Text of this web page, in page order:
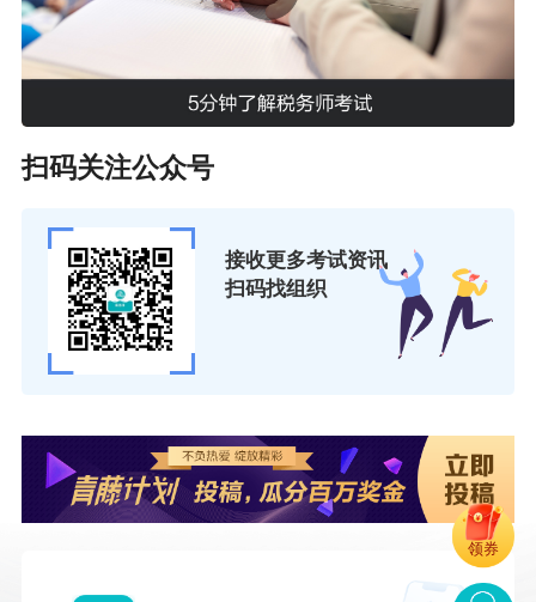
扫码关注公众号
接收更多考试资讯
扫码找组织
领券